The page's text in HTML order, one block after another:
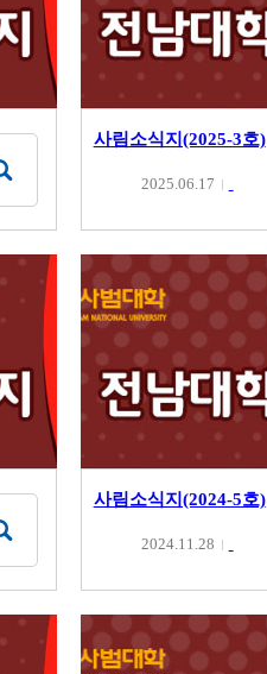
사림소식지(2025-3호)
2025.06.17
사림소식지(2024-5호)
2024.11.28